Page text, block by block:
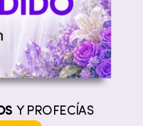
Y PROFECÍAS